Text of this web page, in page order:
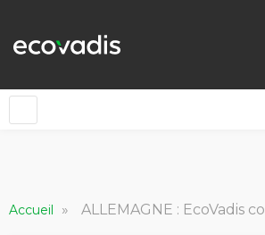
Accueil » ALLEMAGNE : EcoVadis couvre 90% du référentiel RSE